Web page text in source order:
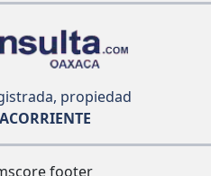
propiedad